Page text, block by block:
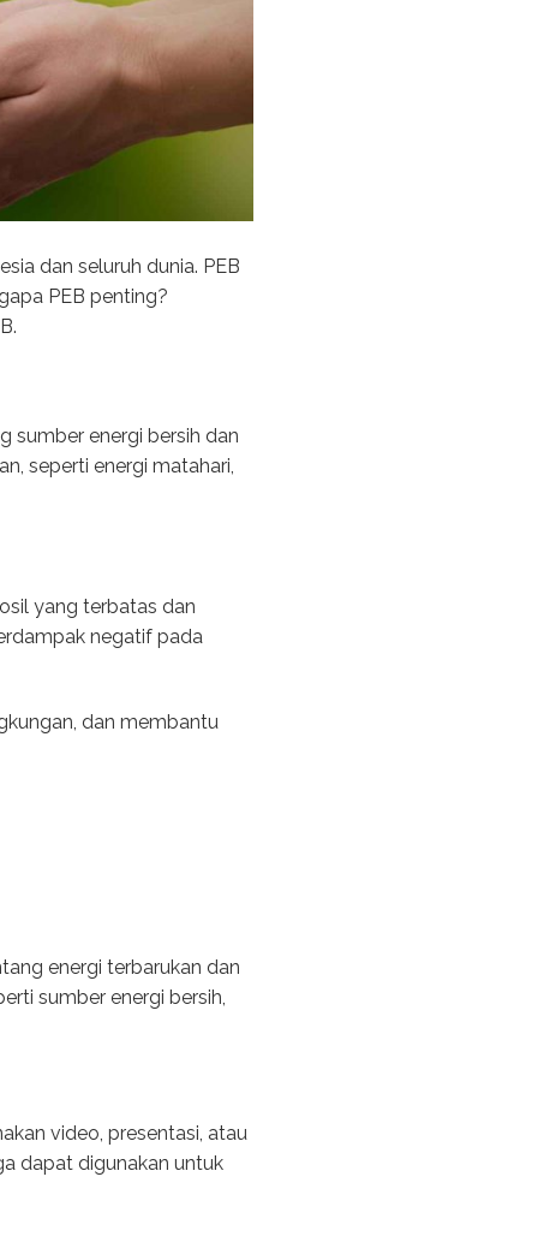
dan seluruh dunia. PEB
PEB penting?
sumber energi bersih dan
seperti energi matahari,
yang terbatas dan
negatif pada
dan membantu
energi terbarukan dan
sumber energi bersih,
video, presentasi, atau
dapat digunakan untuk